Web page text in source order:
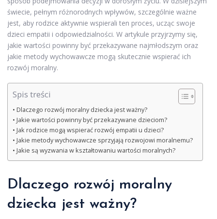
świecie, pełnym różnorodnych wpływów, szczególnie ważne
jest, aby rodzice aktywnie wspierali ten proces, ucząc swoje
dzieci empatii i odpowiedzialności. W artykule przyjrzymy się,
jakie wartości powinny być przekazywane najmłodszym oraz
jakie metody wychowawcze mogą skutecznie wspierać ich
rozwój moralny.
Spis treści
Dlaczego rozwój moralny dziecka jest ważny?
Jakie wartości powinny być przekazywane dzieciom?
Jak rodzice mogą wspierać rozwój empatii u dzieci?
Jakie metody wychowawcze sprzyjają rozwojowi moralnemu?
Jakie są wyzwania w kształtowaniu wartości moralnych?
Dlaczego rozwój moralny
dziecka jest ważny?